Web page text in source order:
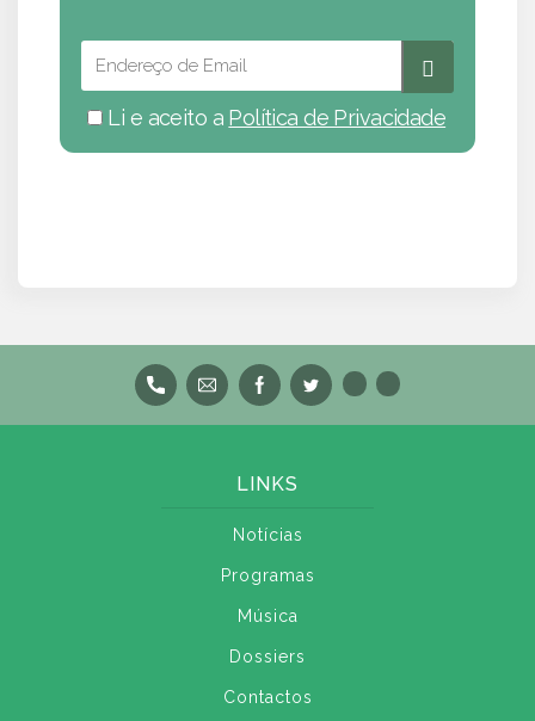
Li e aceito a Política de Privacidade
LINKS
Notícias
Programas
Música
Dossiers
Contactos